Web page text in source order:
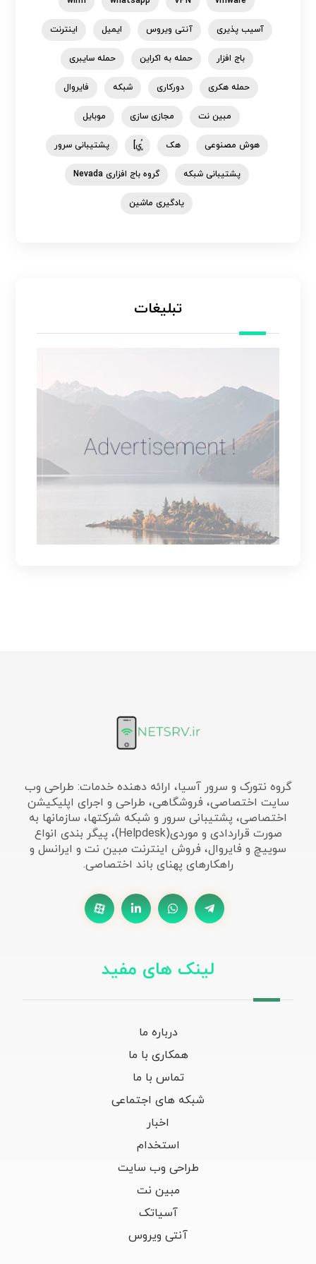
آسیب پذیری آنتی ویروس ایمیل اینترنت
باج افزار حمله به اکراین حمله سایبری
حمله هکری دورکاری شبکه فایروال
مبین نت مجازی سازی موبایل
هوش مصنوعی هک ٍُي] پشتیبانی سرور
پشتیبانی شبکه گروه باج افزاری Nevada
یادگیری ماشین
تبلیغات
گروه نتورک و سرور آسیا، ارائه دهنده خدمات: طراحی وب
سایت اختصاصی، فروشگاهی، طراحی و اجرای اپلیکیشن
اختصاصی، پشتیبانی سرور و شبکه شرکتها، سازمانها به
صورت قراردادی و موردی(Helpdesk)، پیگر بندی انواع
سوییچ و فایروال، فروش اینترنت مبین نت و ایرانسل و
راهکارهای پهنای باند اختصاصی.
لینک های مفید
درباره ما
همکاری با ما
تماس با ما
شبکه های اجتماعی
اخبار
استخدام
طراحی وب سایت
مبین نت
آسیاتک
آنتی ویروس